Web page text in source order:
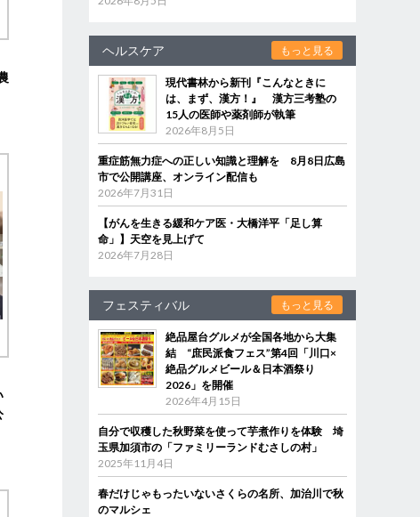
ヘルスケア もっと見る
現代書林から新刊『こんなときに
は、まず、漢方！』 漢方三考塾の
15人の医師や薬剤師が執筆
2026年8月5日
重症筋無力症への正しい知識と理解を 8月8日広島
市で公開講座、オンライン配信も
2026年7月31日
【がんを生きる緩和ケア医・大橋洋平「足し算
命」】天空を見上げて
2026年7月28日
フェスティバル もっと見る
絶品屋台グルメが全国各地から大集
結 “庶民派食フェス”第4回「川口×
絶品グルメビール＆日本酒祭り
2026」を開催
2026年4月15日
自分で収穫した秋野菜を使って芋煮作りを体験 埼
玉県加須市の「ファミリーランドむさしの村」
2025年11月4日
春だけじゃもったいないさくらの名所、加治川で秋
のマルシェ